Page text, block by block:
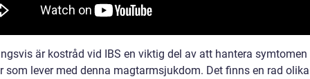
är kostråd vid IBS en viktig del av att hantera
som lever med denna magtarmsjukdom. Det finns en rad